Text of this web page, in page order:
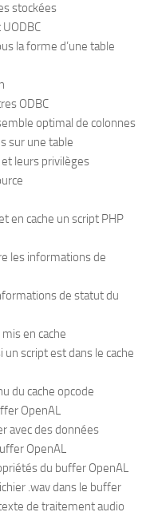
stockées
la forme d’une table
ODBC
optimal de colonnes
sur une table
leurs privilèges
en cache un script PHP
les informations de
de statut du
en cache
script est dans le cache
du cache opcode
OpenAL
avec des données
OpenAL
du buffer OpenAL
.wav dans le buffer
de traitement audio